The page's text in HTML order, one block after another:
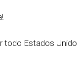
todo Estados